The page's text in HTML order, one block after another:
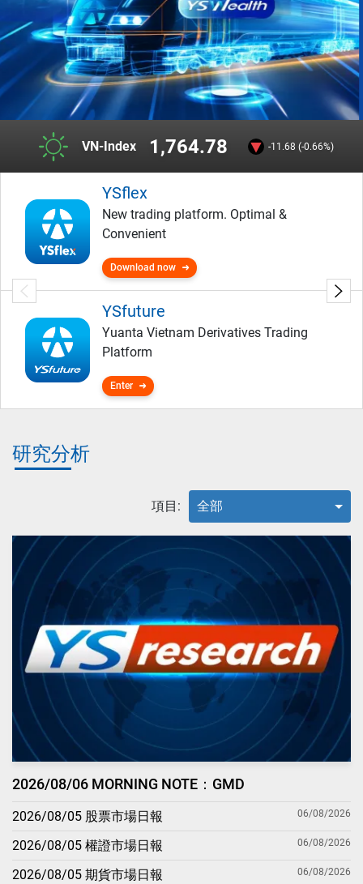
VN-Index 1,764.78 -11.68 (-0.66%)
YSflex
New trading platform. Optimal &
Convenient
Download now
YSfuture
Yuanta Vietnam Derivatives Trading
Platform
Enter
研究分析
項目: 全部
2026/08/06 MORNING NOTE：GMD
2026/08/05 股票市場日報 06/08/2026
2026/08/05 權證市場日報 06/08/2026
2026/08/05 期貨市場日報 06/08/2026